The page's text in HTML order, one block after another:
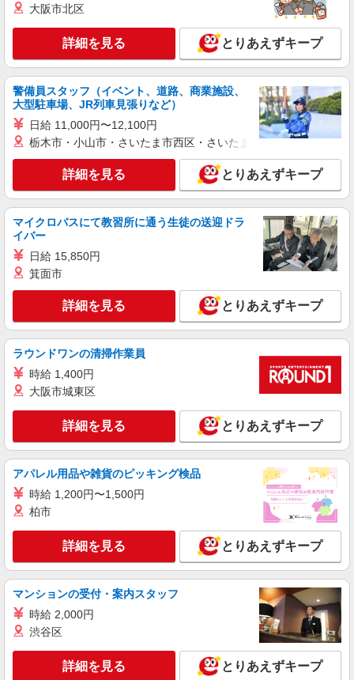
戦力エージェント株式会社
小型製品の検査・データ入力スタッフ
時給1320円＋交通費支給 月収例：22万1,760円
（時給1,320円×実働8時間×21日勤務の場合） ◆交
通費：月額上限1万円 ◆住宅手当：月額3,000円〜
◆子ども手当：月額5,000円〜 ◆日払い・週払い
制度あり ※各種手当・支払い制度には規定があり
加東市河高
詳細を見る
派遣社員
株式会社テクノ・サービス/お仕事No/0812062
製品の入庫・出荷など
時給1300円交通費全額支給
兵庫県加東市 ＊車・バイク通勤OK
キープ 詳細を見る
株式会社テクノ・サービス/お仕事No/0848169
アルミフレームの検品
時給1200円交通費全額支給
兵庫県加東市 ＊車・バイク通勤OK
キープ
派遣社員
株式会社テクノ・サービス/お仕事No/0909340
塗料の出荷業務
時給1400円交通費全額支給
兵庫県加東市 ＊車・バイク通勤OK
キープ 詳細を見る
派遣社員
パーソルファクトリーパートナーズ株式会社
製品のピッキング・検品スタッフ（日勤）
時給1200円 ※交通費全額支給（規定あり）
【月収例】19.2万円（20日勤務 ※残業なしの場
合）
大阪市北区
詳細を見る とりあえずキープ
警備員スタッフ（イベント、道路、商業施設、
大型駐車場、JR列車見張りなど）
日給 11,000円〜12,100円
栃木市・小山市・さいたま市西区・さいたま市岩槻区・久喜市・
詳細を見る とりあえずキープ
マイクロバスにて教習所に通う生徒の送迎ドラ
イバー
日給 15,850円
箕面市
詳細を見る とりあえずキープ
ラウンドワンの清掃作業員
時給 1,400円
大阪市城東区
詳細を見る とりあえずキープ
アパレル用品や雑貨のピッキング検品
時給 1,200円〜1,500円
柏市
詳細を見る とりあえずキープ
マンションの受付・案内スタッフ
時給 2,000円
渋谷区
詳細を見る とりあえずキープ